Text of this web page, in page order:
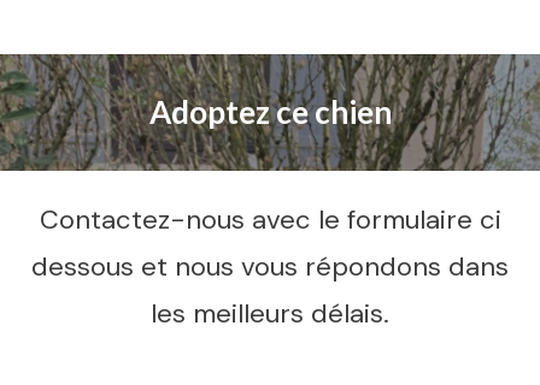
Adoptez ce chien
Contactez-nous avec le formulaire ci
dessous et nous vous répondons dans
les meilleurs délais.